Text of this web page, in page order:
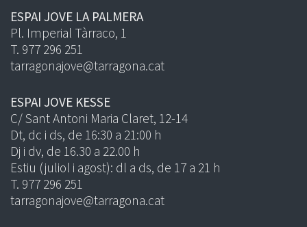
ESPAI JOVE LA PALMERA
Pl. Imperial Tàrraco, 1
T. 977 296 251
tarragonajove@tarragona.cat
ESPAI JOVE KESSE
C/ Sant Antoni Maria Claret, 12-14
Dt, dc i ds, de 16:30 a 21:00 h
Dj i dv, de 16.30 a 22.00 h
Estiu (juliol i agost): dl a ds, de 17 a 21 h
T. 977 296 251
tarragonajove@tarragona.cat